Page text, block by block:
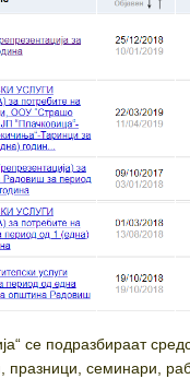
се подразбираат
празници, семинари,